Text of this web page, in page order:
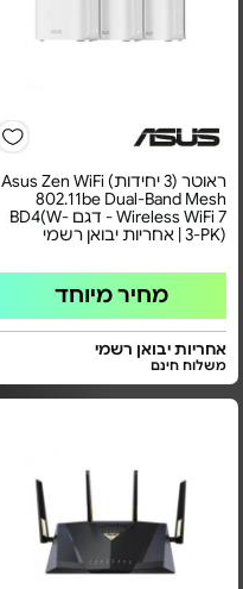
ראוטר (3 יחידות) Asus Zen WiFi
802.11be Dual-Band Mesh
Wireless WiFi 7 - דגם BD4(W-
3-PK) | אחריות יבואן רשמי
מחיר מיוחד
אחריות יבואן רשמי
משלוח חינם